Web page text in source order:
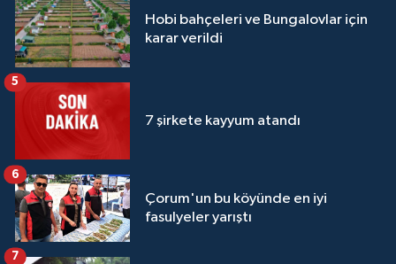
Hobi bahçeleri ve Bungalovlar için
karar verildi
7 şirkete kayyum atandı
5
Çorum'un bu köyünde en iyi
fasulyeler yarıştı
6
7